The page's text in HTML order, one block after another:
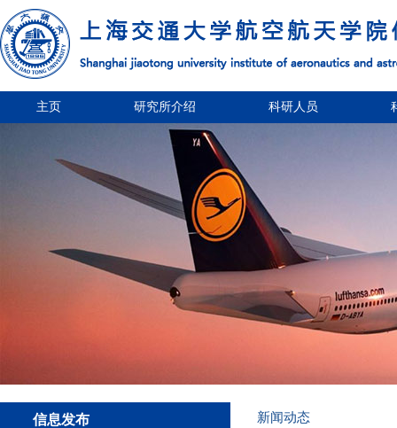
主页 研究所介绍 科研人员
信息发布 新闻动态